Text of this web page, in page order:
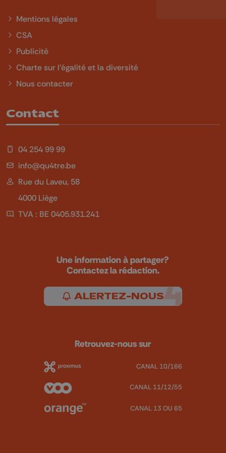
Mentions légales
CSA
Publicité
Charte sur l'égalité et la diversité
Nous contacter
Contact
04 254 99 99
info@qu4tre.be
Rue du Laveu, 58
4000 Liège
TVA : BE 0405.931.241
Une information à partager?
Contactez la rédaction.
ALERTEZ-NOUS
Retrouvez-nous sur
CANAL 10/166
CANAL 11/12/55
CANAL 13 OU 65